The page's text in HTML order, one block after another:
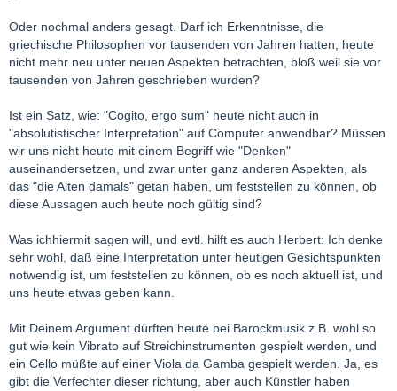
Oder nochmal anders gesagt. Darf ich Erkenntnisse, die
griechische Philosophen vor tausenden von Jahren hatten, heute
nicht mehr neu unter neuen Aspekten betrachten, bloß weil sie vor
tausenden von Jahren geschrieben wurden?
Ist ein Satz, wie: "Cogito, ergo sum" heute nicht auch in
"absolutistischer Interpretation" auf Computer anwendbar? Müssen
wir uns nicht heute mit einem Begriff wie "Denken"
auseinandersetzen, und zwar unter ganz anderen Aspekten, als
das "die Alten damals" getan haben, um feststellen zu können, ob
diese Aussagen auch heute noch gültig sind?
Was ichhiermit sagen will, und evtl. hilft es auch Herbert: Ich denke
sehr wohl, daß eine Interpretation unter heutigen Gesichtspunkten
notwendig ist, um feststellen zu können, ob es noch aktuell ist, und
uns heute etwas geben kann.
Mit Deinem Argument dürften heute bei Barockmusik z.B. wohl so
gut wie kein Vibrato auf Streichinstrumenten gespielt werden, und
ein Cello müßte auf einer Viola da Gamba gespielt werden. Ja, es
gibt die Verfechter dieser richtung, aber auch Künstler haben